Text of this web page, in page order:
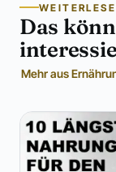
Das
Mehr aus